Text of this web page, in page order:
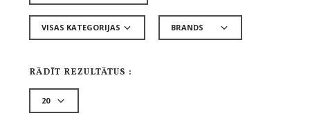
RĀDĪT REZULTĀTUS :